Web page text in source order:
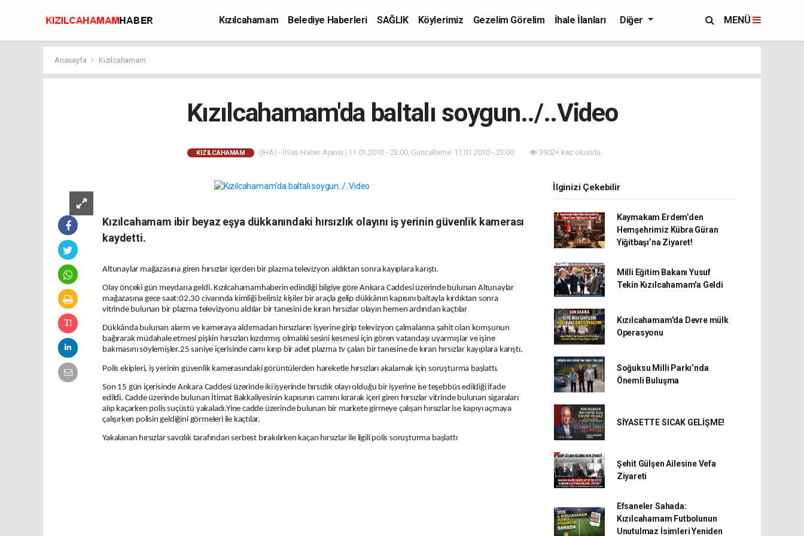
Kızılcahamam Belediye Haberleri SAĞLIK Köylerimiz Gezelim Görelim
İhale İlanları
Diğer MENÜ
Anasayfa Kızılcahamam
Kızılcahamam'da baltalı soygun../..Video
KIZILCAHAMAM (İHA) - İhlas Haber Ajansı | 11.01.2010 - 23:00, Güncelleme: 11.01.2010 - 23:00 3902+ kez okundu.
Kızılcahamam ibir beyaz eşya dükkanındaki hırsızlık olayını iş yerinin güvenlik kamerası
kaydetti.
Altunaylar mağazasına giren hırsızlar içerden bir plazma televizyon aldıktan sonra kayıplara karıştı.
Olay önceki gün meydana geldi. Kızılcahamamhaberin edindiği bilgiye göre Ankara Caddesi üzerinde bulunan Altunaylar
mağazasına gece saat:02.30 civarında kimliği belirsiz kişiler bir araçla gelip dükkânın kapısını baltayla kırdıktan sonra
vitrinde bulunan bir plazma televizyonu aldılar bir tanesini de kıran hırsızlar olayın hemen ardından kaçtılar
Dükkânda bulunan alarm ve kameraya aldırmadan hırsızların işyerine girip televizyon çalmalarına şahit olan komşunun
bağırarak müdahale etmesi pişkin hırsızları kızdırmış olmalıki sesini kesmesi için gören vatandaşı uyarmışlar ve işine
bakmasını söylemişler.25 saniye içerisinde camı kırıp bir adet plazma tv çalan bir tanesine de kıran hırsızlar kayıplara karıştı.
Polis ekipleri, iş yerinin güvenlik kamerasındaki görüntülerden hareketle hırsızları akalamak için soruşturma başlattı.
Son 15 gün içerisinde Ankara Caddesi üzerinde iki işyerinde hırsızlık olayı olduğu bir işyerine ise teşebbüs edildiği ifade
edildi. Cadde üzerinde bulunan İtimat Bakkaliyesinin kapısının camını kırarak içeri giren hırsızlar vitrinde bulunan sigaraları
alıp kaçarken polis suçüstü yakaladı.Yine cadde üzerinde bulunan bir markete girmeye çalışan hırsızlar ise kapıyı açmaya
çalışırken polisin geldiğini görmeleri ile kaçtılar.
Yakalanan hırsızlar savcılık tarafından serbest bırakılırken kaçan hırsızlar ile ilgili polis soruşturma başlattı
İlginizi Çekebilir
Kaymakam Erdem’den
Hemşehrimiz Kübra Güran
Yiğitbaşı’na Ziyaret!
Milli Eğitim Bakanı Yusuf
Tekin Kızılcahamam'a Geldi
Kızılcahamam'da Devre mülk
Operasyonu
Soğuksu Milli Parkı’nda
Önemli Buluşma
SİYASETTE SICAK GELİŞME!
Şehit Gülşen Ailesine Vefa
Ziyareti
Efsaneler Sahada:
Kızılcahamam Futbolunun
Unutulmaz İsimleri Yeniden